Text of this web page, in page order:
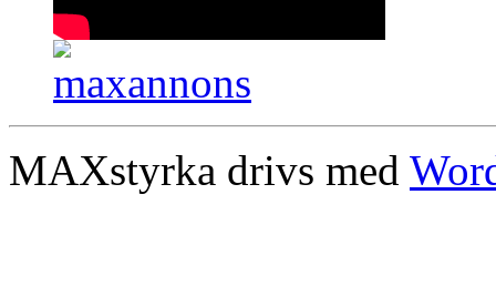
MAXstyrka drivs med